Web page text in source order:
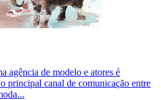
agência de modelo e atores é
principal canal de comunicação entre
...